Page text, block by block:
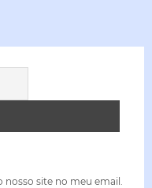
site no meu email.